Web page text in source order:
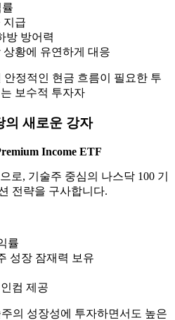
지급
방 방어력
황에 유연하게 대응
안정적인 현금 흐름이 필요한 투
보수적 투자자
새로운 강자
Income ETF
로, 기술주 중심의 나스닥 100 기
전략을 구사합니다.
률
성장 잠재력 보유
컴 제공
의 성장성에 투자하면서도 높은